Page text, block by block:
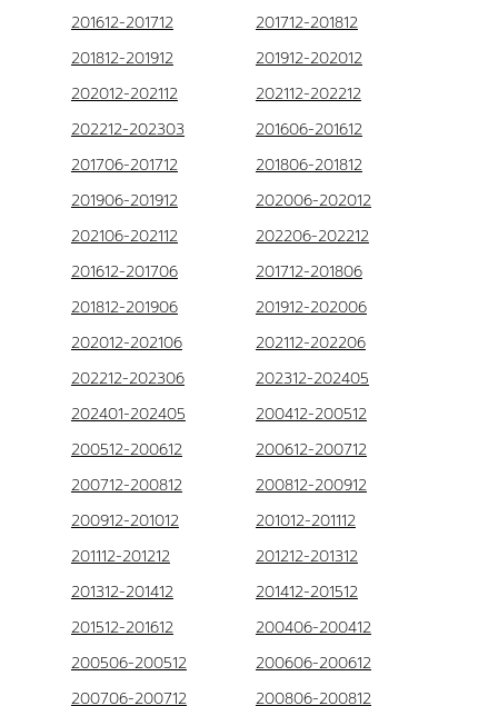
201612-201712
201712-201812
201812-201912
201912-202012
202012-202112
202112-202212
202212-202303
201606-201612
201706-201712
201806-201812
201906-201912
202006-202012
202106-202112
202206-202212
201612-201706
201712-201806
201812-201906
201912-202006
202012-202106
202112-202206
202212-202306
202312-202405
202401-202405
200412-200512
200512-200612
200612-200712
200712-200812
200812-200912
200912-201012
201012-201112
201112-201212
201212-201312
201312-201412
201412-201512
201512-201612
200406-200412
200506-200512
200606-200612
200706-200712
200806-200812